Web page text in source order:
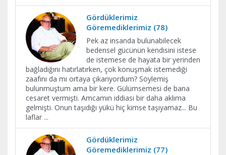
Gördüklerimiz
Göremediklerimiz (78)
Pek az insanda bulunabilecek
bedensel gücünün kendisini istese
de istemese de hayata bir yerinden
bağladığını hatırlatırken, çok konuşmak istemediği
zaafını da mı ortaya çıkarıyordum? Söylemiş
bulunmuştum ama bir kere. Gülümsemesi de bana
cesaret vermişti. Amcamın iddiası bir daha aklıma
gelmişti. Onun taşıdığı yükü hiç kimse taşıyamaz... Bu
laflar ...
Gördüklerimiz
Göremediklerimiz (77)